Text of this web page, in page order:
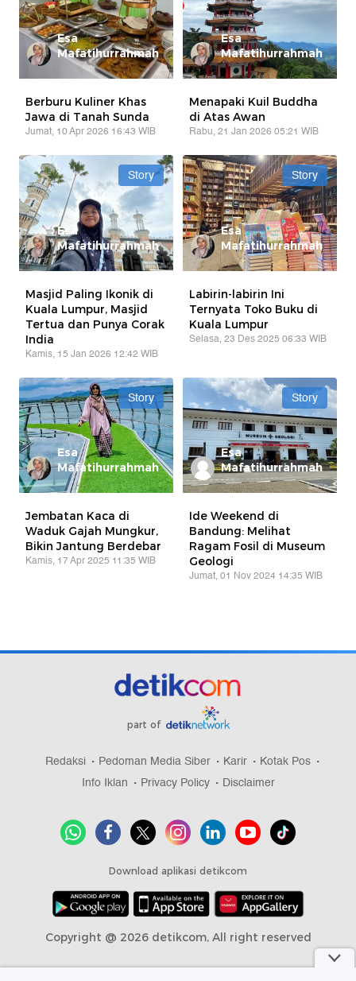
Esa
Mafatihurrahmah
Berburu Kuliner Khas
Jawa di Tanah Sunda
Jumat, 10 Apr 2026 16:43 WIB
Esa
Mafatihurrahmah
Menapaki Kuil Buddha
di Atas Awan
Rabu, 21 Jan 2026 05:21 WIB
Story
Esa
Mafatihurrahmah
Masjid Paling Ikonik di
Kuala Lumpur, Masjid
Tertua dan Punya Corak
India
Kamis, 15 Jan 2026 12:42 WIB
Story
Esa
Mafatihurrahmah
Labirin-labirin Ini
Ternyata Toko Buku di
Kuala Lumpur
Selasa, 23 Des 2025 06:33 WIB
Story
Esa
Mafatihurrahmah
Jembatan Kaca di
Waduk Gajah Mungkur,
Bikin Jantung Berdebar
Kamis, 17 Apr 2025 11:35 WIB
Story
Esa
Mafatihurrahmah
Ide Weekend di
Bandung: Melihat
Ragam Fosil di Museum
Geologi
Jumat, 01 Nov 2024 14:35 WIB
part of
Redaksi Pedoman Media Siber Karir
Kotak Pos
Info Iklan
Privacy Policy Disclaimer
Download aplikasi detikcom
Copyright @ 2026 detikcom, All right reserved